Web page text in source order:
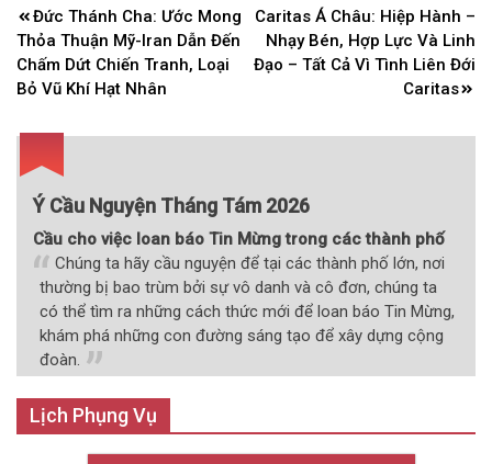
Điều
hướng
bài
viết
Đức Thánh Cha: Ước Mong
Thỏa Thuận Mỹ-Iran Dẫn Đến
Chấm Dứt Chiến Tranh, Loại
Bỏ Vũ Khí Hạt Nhân
Caritas Á Châu: Hiệp Hành –
Nhạy Bén, Hợp Lực Và Linh
Đạo – Tất Cả Vì Tình Liên Đới
Caritas
Ý Cầu Nguyện Tháng Tám 2026
Cầu cho việc loan báo Tin Mừng trong các thành phố
Chúng ta hãy cầu nguyện để tại các thành phố lớn, nơi
thường bị bao trùm bởi sự vô danh và cô đơn, chúng ta
có thể tìm ra những cách thức mới để loan báo Tin Mừng,
khám phá những con đường sáng tạo để xây dựng cộng
đoàn.
Lịch Phụng Vụ